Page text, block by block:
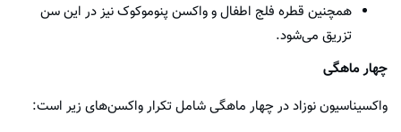
همچنین قطره فلج اطفال و واکسن پنوموکوک نیز در این سن
تزریق می‌شود.
چهار ماهگی
واکسیناسیون نوزاد در چهار ماهگی شامل تکرار واکسن‌های زیر است: